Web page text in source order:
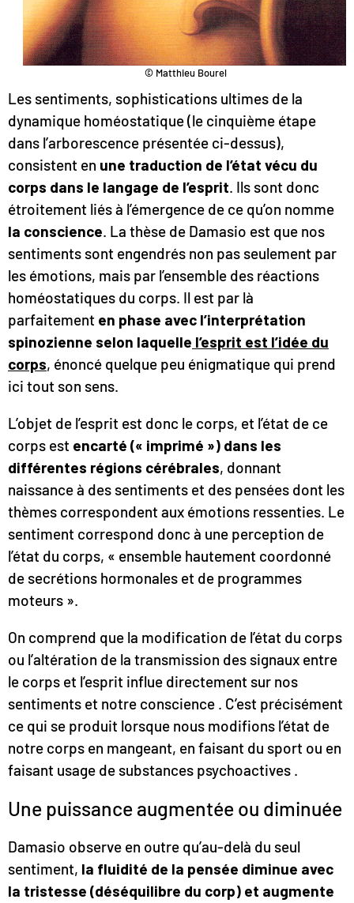
© Matthieu Bourel
Les sentiments, sophistications ultimes de la
dynamique homéostatique (le cinquième étape
dans l’arborescence présentée ci-dessus),
consistent en une traduction de l’état vécu du
corps dans le langage de l’esprit. Ils sont donc
étroitement liés à l’émergence de ce qu’on nomme
la conscience. La thèse de Damasio est que nos
sentiments sont engendrés non pas seulement par
les émotions, mais par l’ensemble des réactions
homéostatiques du corps. Il est par là
parfaitement en phase avec l’interprétation
spinozienne selon laquelle l’esprit est l’idée du
corps, énoncé quelque peu énigmatique qui prend
ici tout son sens.
L’objet de l’esprit est donc le corps, et l’état de ce
corps est encarté (« imprimé ») dans les
différentes régions cérébrales, donnant
naissance à des sentiments et des pensées dont les
thèmes correspondent aux émotions ressenties. Le
sentiment correspond donc à une perception de
l’état du corps, « ensemble hautement coordonné
de secrétions hormonales et de programmes
moteurs ».
On comprend que la modification de l’état du corps
ou l’altération de la transmission des signaux entre
le corps et l’esprit influe directement sur nos
sentiments et notre conscience . C’est précisément
ce qui se produit lorsque nous modifions l’état de
notre corps en mangeant, en faisant du sport ou en
faisant usage de substances psychoactives .
Une puissance augmentée ou diminuée
Damasio observe en outre qu’au-delà du seul
sentiment, la fluidité de la pensée diminue avec
la tristesse (déséquilibre du corp) et augmente